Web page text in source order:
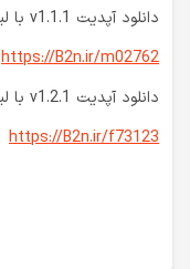
دانلود آپدیت v1.1.1 با لینک مستقیم
https://B2n.ir/m02762
دانلود آپدیت v1.2.1 با لینک مستقیم
https://B2n.ir/f73123